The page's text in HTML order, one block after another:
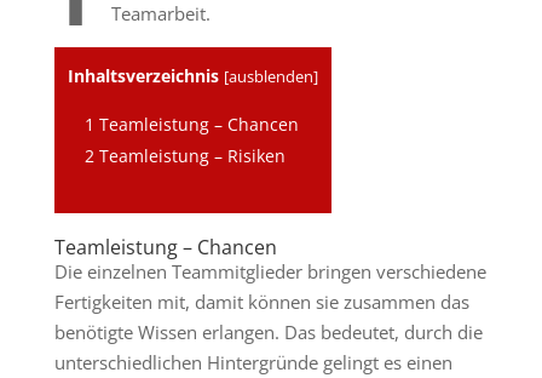
Teamarbeit.
Inhaltsverzeichnis [ausblenden]
1 Teamleistung – Chancen
2 Teamleistung – Risiken
Teamleistung – Chancen
Die einzelnen Teammitglieder bringen verschiedene
Fertigkeiten mit, damit können sie zusammen das
benötigte Wissen erlangen. Das bedeutet, durch die
unterschiedlichen Hintergründe gelingt es einen